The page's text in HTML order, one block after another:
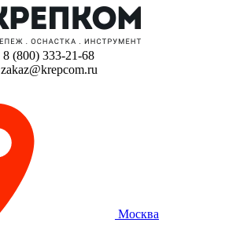
8 (800) 333-21-68
zakaz@krepcom.ru
Москва